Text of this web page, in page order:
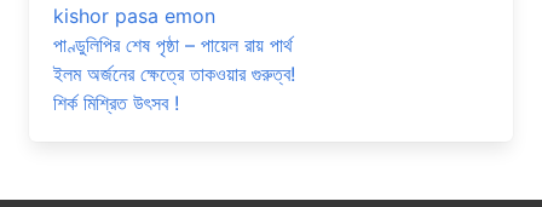
kishor pasa emon
পাণ্ডুলিপির শেষ পৃষ্ঠা – পায়েল রায় পার্থ
ইলম অর্জনের ক্ষেত্রে তাকওয়ার গুরুত্ব!
শির্ক মিশ্রিত উৎসব !